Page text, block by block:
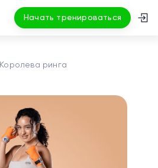
Начать тренироваться
Королева ринга